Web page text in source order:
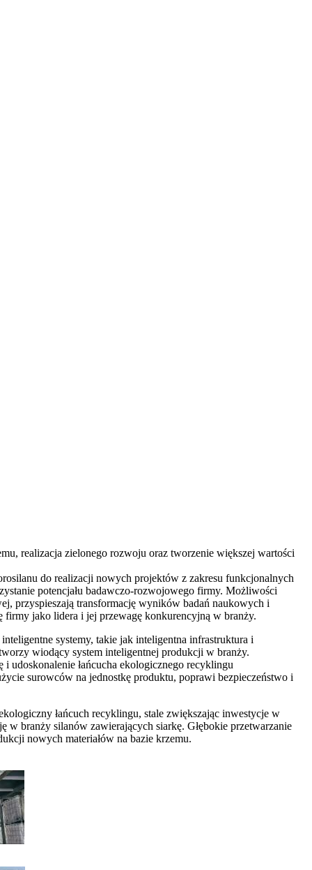
realizacja zielonego rozwoju oraz tworzenie większej wartości
do realizacji nowych projektów z zakresu funkcjonalnych
potencjału badawczo-rozwojowego firmy. Możliwości
przyspieszają transformację wyników badań naukowych i
firmy jako lidera i jej przewagę konkurencyjną w branży.
systemy, takie jak inteligentna infrastruktura i
wiodący system inteligentnej produkcji w branży.
łańcucha ekologicznego recyklingu
surowców na jednostkę produktu, poprawi bezpieczeństwo i
łańcuch recyklingu, stale zwiększając inwestycje w
branży silanów zawierających siarkę. Głębokie przetwarzanie
nowych materiałów na bazie krzemu.